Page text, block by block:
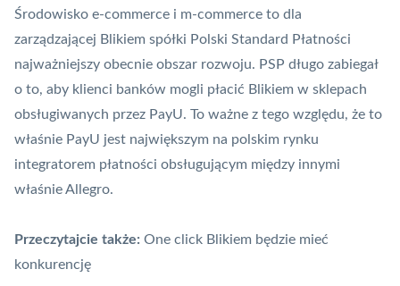
Środowisko e-commerce i m-commerce to dla
zarządzającej Blikiem spółki Polski Standard Płatności
najważniejszy obecnie obszar rozwoju. PSP długo zabiegał
o to, aby klienci banków mogli płacić Blikiem w sklepach
obsługiwanych przez PayU. To ważne z tego względu, że to
właśnie PayU jest największym na polskim rynku
integratorem płatności obsługującym między innymi
właśnie Allegro.
Przeczytajcie także: One click Blikiem będzie mieć
konkurencję